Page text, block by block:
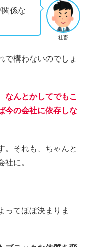
社畜
係な
で構わないのでしょ
なんとかしてでもこ
今の会社に依存しな
。それも、ちゃんと
に。
ってほぼ決まりま